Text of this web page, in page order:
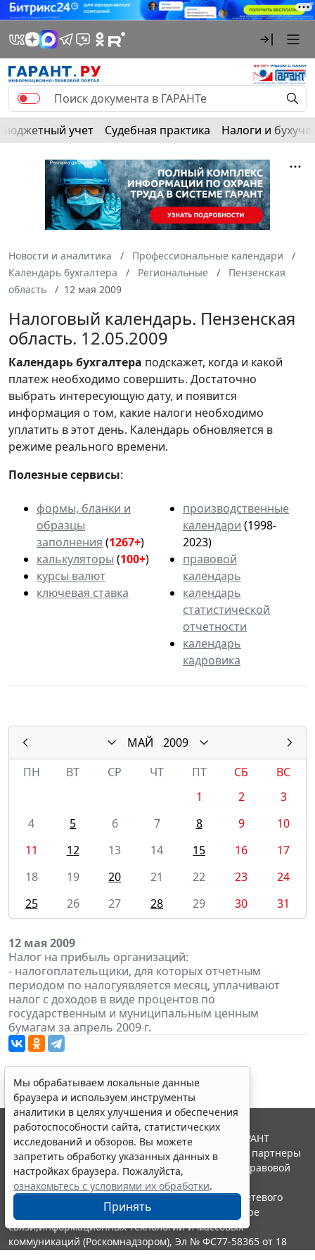
Бюджетный учет Судебная практика Налоги и
Новости и аналитика
Профессиональные календари
Календарь бухгалтера
Региональные
Пензенская
область
12 мая 2009
Налоговый календарь. Пензенская
область. 12.05.2009
Календарьбухгалтера подскажет, когда и какой
платеж необходимо совершить. Достаточно
выбрать интересующую дату, и появится
информация о том, какие налоги необходимо
уплатить в этот день. Календарь обновляется в
режиме реального времени.
Полезные сервисы:
формы, бланки и
образцы
заполнения (1267+)
калькуляторы (100+)
курсы валют
ключевая ставка
производственные
календари (1998-
2023)
правовой
календарь
календарь
статистической
отчетности
календарь
кадровика
МАЙ
2009
ПН
ВТ СР ЧТ ПТ СБ
ВС
1
2
3
4
5 6 7 8 9
10
11
12 13 14 15 16
17
18
19 20 21 22 23
24
25
26 27 28 29 30 31
12 мая 2009
Налог на прибыль организаций:
- налогоплательщики, для которых отчетным
периодом по налогуявляется месяц, уплачивают
налог с доходов в виде процентов по
государственным и муниципальным ценным
бумагам за апрель 2009 г.
Мы обрабатываем локальные данные
браузера и используем инструменты
аналитики в целях улучшения и обеспечения
работоспособности сайта, статистических
исследований и обзоров. Вы можете
запретить обработку указанных данных в
настройках браузера. Пожалуйста,
ознакомьтесь с условиями их обработки.
Принять
© ООО "НПП "ГАРАНТ-СЕРВИС", 2026. Система ГАРАНТ
выпускается с 1990 года. Компания "Гарант" и ее партнеры
являются участниками Российской ассоциации правовой
информации ГАРАНТ.
Портал ГАРАНТ.РУ зарегистрирован в качестве сетевого
издания Федеральной службой по надзору в сфере
связи,информационных технологий и массовых
коммуникаций (Роскомнадзором), Эл № ФС77-58365 от 18